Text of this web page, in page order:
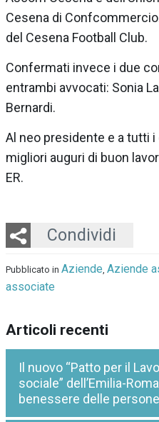
Cesena di
del Cesena Football Club.
Confermati invece i due
entrambi avvocati: Sonia
Bernardi.
Al neo presidente e a tutti
migliori auguri di buon
ER.
Condividi
Twitter
LinkedIn
Email
Whatsapp
Pubblicato in Aziende, Aziende
associate
Articoli recenti
Il nuovo “Patto per il
sociale” dell’Emilia-
benessere delle